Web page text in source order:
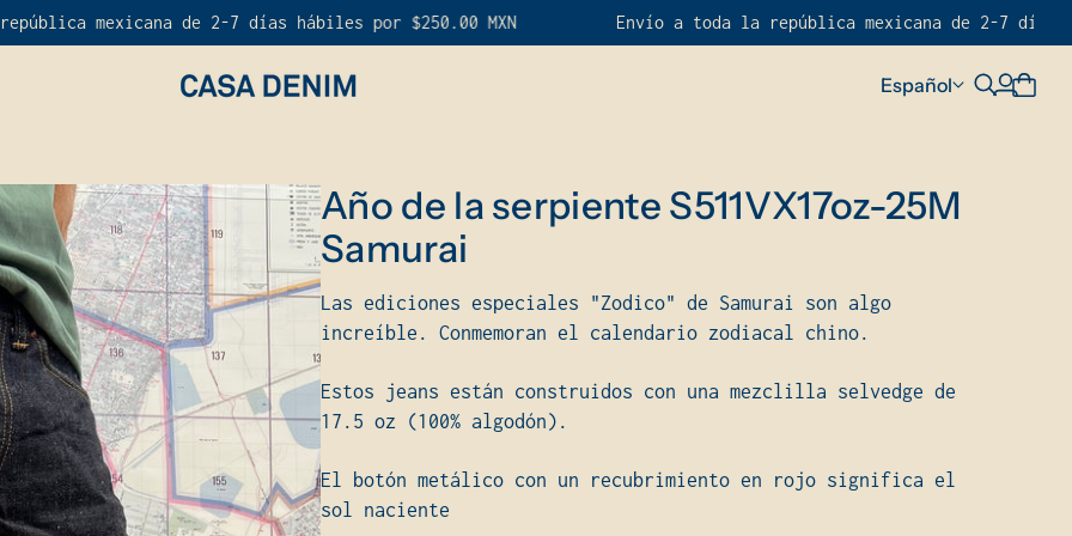
de 2-7 días hábiles por $250.00 MXN Envío a toda la república mexicana de 2-7 días hábiles por
Marcas (N - Z)
Naked and Famous
Nudie Jeans
Pure Blue Japan
Railcar Fine Goods
Samurai
Vetra
Wonder Looper
NOVEDADES
Español
Año de la serpiente S511VX17oz-25M
Samurai
Las ediciones especiales "Zodico" de Samurai son algo
increíble. Conmemoran el calendario zodiacal chino.
Estos jeans están construidos con una mezclilla selvedge de
17.5 oz (100% algodón).
El botón metálico con un recubrimiento en rojo significa el
sol naciente